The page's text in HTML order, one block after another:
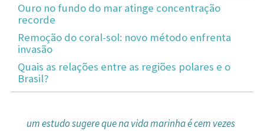
Ouro no fundo do mar atinge concentração
recorde
Remoção do coral-sol: novo método enfrenta
invasão
Quais as relações entre as regiões polares e o
Brasil?
um estudo sugere que na vida marinha é cem vezes